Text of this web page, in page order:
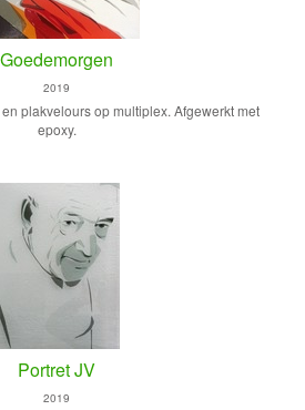
Goedemorgen
2019
plakvelours op multiplex. Afgewerkt met
epoxy.
Portret JV
2019